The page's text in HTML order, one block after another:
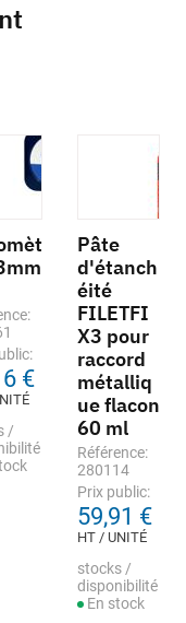
€
/
Pâte
d'étanch
éité
FILETFI
X3 pour
raccord
métalliq
ue flacon
60 ml
Référence:
280114
Prix public:
59,91 €
HT / UNITÉ
stocks /
disponibilité
En stock